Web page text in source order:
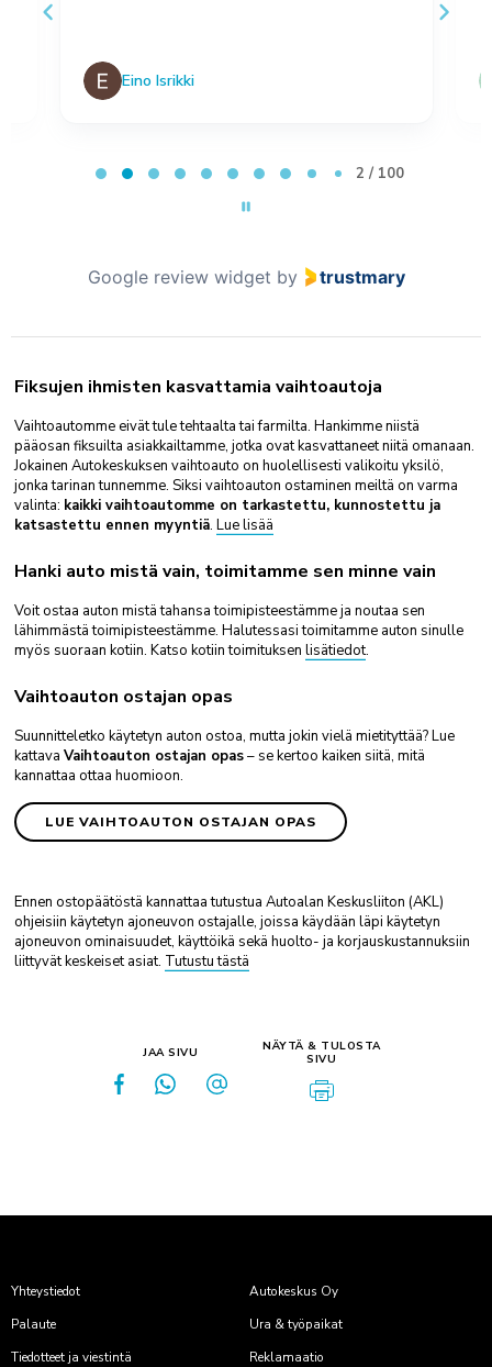
Eino Isrikki
2 / 100
Google review widget by trustmary
Fiksujen ihmisten kasvattamia vaihtoautoja
Vaihtoautomme eivät tule tehtaalta tai farmilta. Hankimme niistä
pääosan fiksuilta asiakkailtamme, jotka ovat kasvattaneet niitä omanaan.
Jokainen Autokeskuksen vaihtoauto on huolellisesti valikoitu yksilö,
jonka tarinan tunnemme. Siksi vaihtoauton ostaminen meiltä on varma
valinta: kaikki vaihtoautomme on tarkastettu, kunnostettu ja
katsastettu ennen myyntiä. Lue lisää
Hanki auto mistä vain, toimitamme sen minne vain
Voit ostaa auton mistä tahansa toimipisteestämme ja noutaa sen
lähimmästä toimipisteestämme. Halutessasi toimitamme auton sinulle
myös suoraan kotiin. Katso kotiin toimituksen lisätiedot.
Vaihtoauton ostajan opas
Suunnitteletko käytetyn auton ostoa, mutta jokin vielä mietityttää? Lue
kattava Vaihtoauton ostajan opas– se kertoo kaiken siitä, mitä
kannattaa ottaa huomioon.
LUE VAIHTOAUTON OSTAJAN OPAS
Ennen ostopäätöstä kannattaa tutustua Autoalan Keskusliiton (AKL)
ohjeisiin käytetyn ajoneuvon ostajalle, joissa käydään läpi käytetyn
ajoneuvon ominaisuudet, käyttöikä sekä huolto- ja korjauskustannuksiin
liittyvät keskeiset asiat. Tutustu tästä
JAA SIVU
NÄYTÄ & TULOSTA
SIVU
Yhteystiedot
Autokeskus Oy
Palaute
Ura & työpaikat
Tiedotteet ja viestintä
Reklamaatio